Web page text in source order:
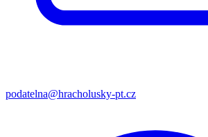
podatelna@hracholusky-pt.cz